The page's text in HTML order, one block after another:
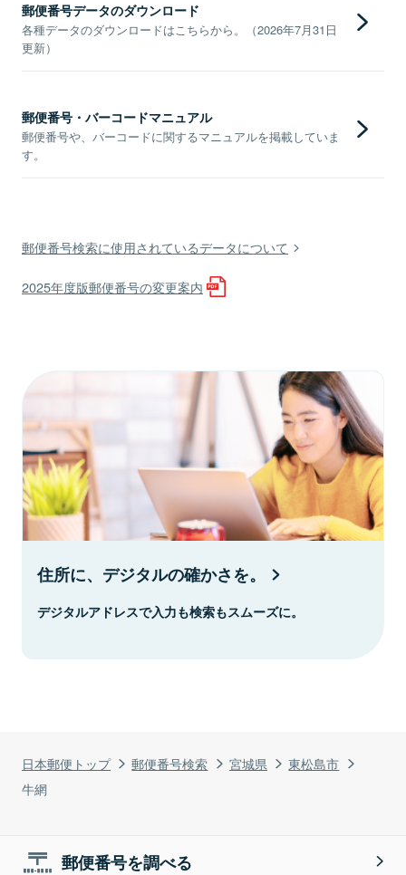
日本郵便トップ 郵便番号検索 宮城県
東松島市
牛網
郵便番号データのダウンロード
各種データのダウンロードはこちらから。（2026年7月31日
更新）
郵便番号・バーコードマニュアル
郵便番号や、バーコードに関するマニュアルを掲載していま
す。
郵便番号検索に使用されているデータについて
2025年度版郵便番号の変更案内
住所に、デジタルの確かさを。
デジタルアドレスで入力も検索もスムーズに。
郵便番号を調べる